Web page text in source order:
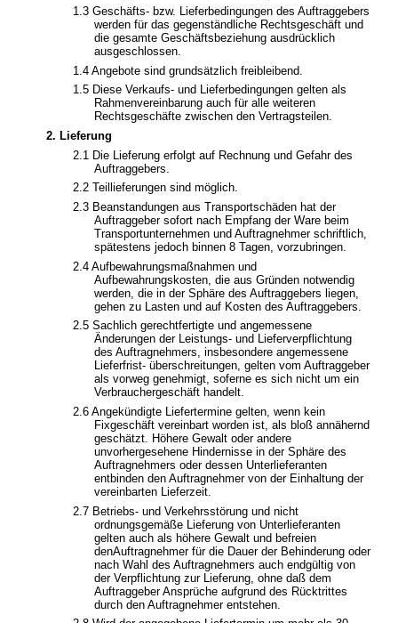
1.3 Geschäfts- bzw. Lieferbedingungen des Auftraggebers
werden für das gegenständliche Rechtsgeschäft und
die gesamte Geschäftsbeziehung ausdrücklich
ausgeschlossen.
1.4 Angebote sind grundsätzlich freibleibend.
1.5 Diese Verkaufs- und Lieferbedingungen gelten als
Rahmenvereinbarung auch für alle weiteren
Rechtsgeschäfte zwischen den Vertragsteilen.
2. Lieferung
2.1 Die Lieferung erfolgt auf Rechnung und Gefahr des
Auftraggebers.
2.2 Teillieferungen sind möglich.
2.3 Beanstandungen aus Transportschäden hat der
Auftraggeber sofort nach Empfang der Ware beim
Transportunternehmen und Auftragnehmer schriftlich,
spätestens jedoch binnen 8 Tagen, vorzubringen.
2.4 Aufbewahrungsmaßnahmen und
Aufbewahrungskosten, die aus Gründen notwendig
werden, die in der Sphäre des Auftraggebers liegen,
gehen zu Lasten und auf Kosten des Auftraggebers.
2.5 Sachlich gerechtfertigte und angemessene
Änderungen der Leistungs- und Lieferverpflichtung
des Auftragnehmers, insbesondere angemessene
Lieferfrist- überschreitungen, gelten vom Auftraggeber
als vorweg genehmigt, soferne es sich nicht um ein
Verbrauchergeschäft handelt.
2.6 Angekündigte Liefertermine gelten, wenn kein
Fixgeschäft vereinbart worden ist, als bloß annähernd
geschätzt. Höhere Gewalt oder andere
unvorhergesehene Hindernisse in der Sphäre des
Auftragnehmers oder dessen Unterlieferanten
entbinden den Auftragnehmer von der Einhaltung der
vereinbarten Lieferzeit.
2.7 Betriebs- und Verkehrsstörung und nicht
ordnungsgemäße Lieferung von Unterlieferanten
gelten auch als höhere Gewalt und befreien
denAuftragnehmer für die Dauer der Behinderung oder
nach Wahl des Auftragnehmers auch endgültig von
der Verpflichtung zur Lieferung, ohne daß dem
Auftraggeber Ansprüche aufgrund des Rücktrittes
durch den Auftragnehmer entstehen.